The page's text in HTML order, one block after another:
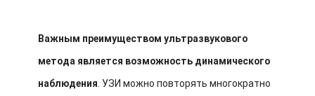
Важным преимуществом ультразвукового
метода является возможность динамического
наблюдения . УЗИ можно повторять многократно